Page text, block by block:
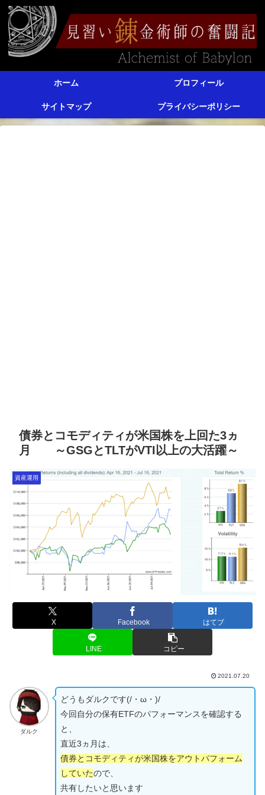
ホーム プロフィール
サイトマップ プライバシーポリシー
債券とコモディティが米国株を上回た3ヵ
月 ～GSGとTLTがVTI以上の大活躍～
資産運用
X Facebook はてブ
LINE コピー
2021.07.20
ダルク
どうもダルクです(/・ω・)/
今回自分の保有ETFのパフォーマンスを確認する
と、
直近3ヵ月は、
債券とコモディティが米国株をアウトパフォーム
していたので、
共有したいと思います